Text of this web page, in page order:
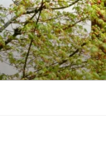
コ
ン
テ
ン
ツ
へ
ス